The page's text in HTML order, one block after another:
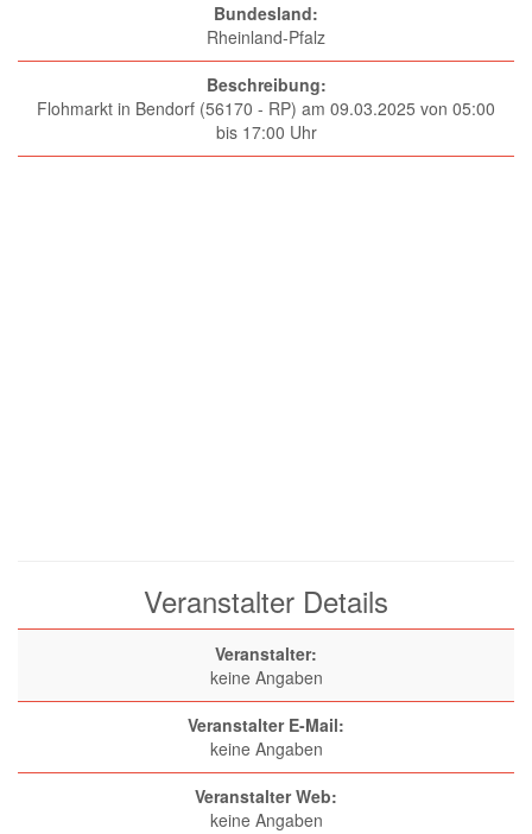
Bundesland:
Rheinland-Pfalz
Beschreibung:
Flohmarkt in Bendorf (56170 - RP) am 09.03.2025 von 05:00
bis 17:00 Uhr
Veranstalter Details
Veranstalter:
keine Angaben
Veranstalter E-Mail:
keine Angaben
Veranstalter Web:
keine Angaben